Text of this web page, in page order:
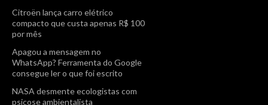
Citroën lança carro elétrico
compacto que custa apenas R$ 100
por mês
Apagou a mensagem no
WhatsApp? Ferramenta do Google
consegue ler o que foi escrito
NASA desmente ecologistas com
psicose ambientalista